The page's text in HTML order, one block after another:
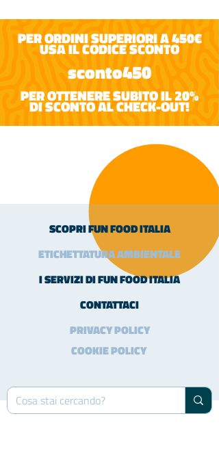
PER ORDINI SUPERIORI A 450€
USA IL CODICE SCONTO
sconto450
PER OTTENERE SUBITO IL 20%
DI SCONTO AL CHECK-OUT!
SCOPRI FUN FOOD ITALIA
ETICHETTATURA AMBIENTALE
I SERVIZI DI FUN FOOD ITALIA
CONTATTACI
PRIVACY POLICY
COOKIE POLICY